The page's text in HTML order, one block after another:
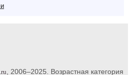
, 2006–2025. Возрастная категория